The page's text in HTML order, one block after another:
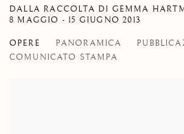
DALLA RACCOLTA DI GEMMA
8 MAGGIO - 15 GIUGNO 2013
OPERE PANORAMICA
COMUNICATO STAMPA